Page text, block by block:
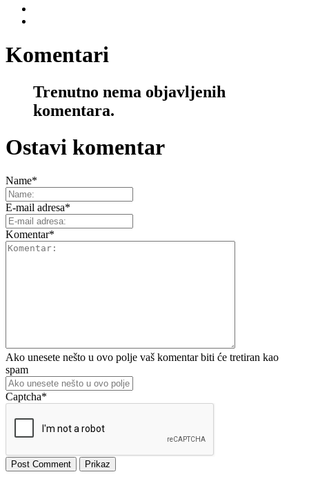
Komentari
Trenutno nema objavljenih
komentara.
Ostavi komentar
Name*
E-mail adresa*
Komentar*
Ako unesete nešto u ovo polje vaš komentar biti će tretiran kao
spam
Captcha*